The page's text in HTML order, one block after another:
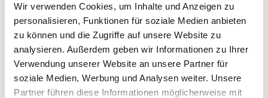
Wir verwenden Cookies, um Inhalte und Anzeigen zu
personalisieren, Funktionen für soziale Medien anbieten
zu können und die Zugriffe auf unsere Website zu
analysieren. Außerdem geben wir Informationen zu Ihrer
Verwendung unserer Website an unsere Partner für
soziale Medien, Werbung und Analysen weiter. Unsere
Partner führen diese Informationen möglicherweise mit